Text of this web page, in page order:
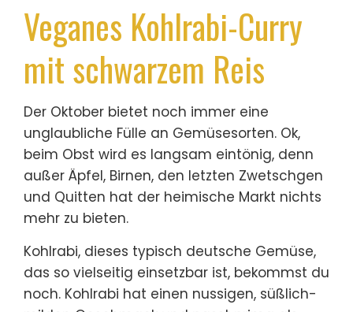
Veganes Kohlrabi-Curry
mit schwarzem Reis
Der Oktober bietet noch immer eine
unglaubliche Fülle an Gemüsesorten. Ok,
beim Obst wird es langsam eintönig, denn
außer Äpfel, Birnen, den letzten Zwetschgen
und Quitten hat der heimische Markt nichts
mehr zu bieten.
Kohlrabi, dieses typisch deutsche Gemüse,
das so vielseitig einsetzbar ist, bekommst du
noch. Kohlrabi hat einen nussigen, süßlich-